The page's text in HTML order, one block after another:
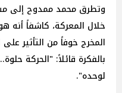
وتطرق محمد ممدوح إلى
خلال المعركة، كاشفاً أنه
المخرج خوفاً من التأثير
بالفكرة قائلاً: "الحركة
لوحده".